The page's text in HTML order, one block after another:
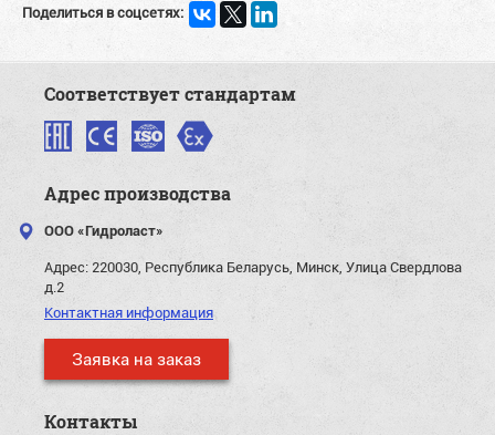
Поделиться в соцсетях:
Соответствует стандартам
Адрес производства
ООО «Гидроласт»
Адрес: 220030, Республика Беларусь, Минск, Улица Свердлова
д.2
Контактная информация
Заявка на заказ
Контакты